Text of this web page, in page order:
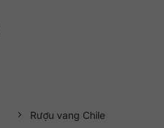
Rượu vang Chile